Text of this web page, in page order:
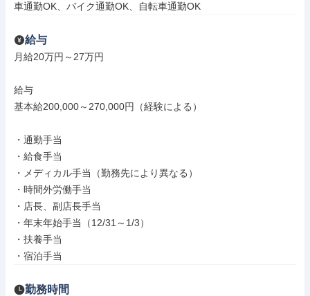
車通勤OK、バイク通勤OK、自転車通勤OK
給与
月給20万円～27万円
給与
基本給200,000～270,000円（経験による）
・通勤手当
・給食手当
・メディカル手当（勤務先により異なる）
・時間外労働手当
・店長、副店長手当
・年末年始手当（12/31～1/3）
・扶養手当
・宿泊手当
勤務時間